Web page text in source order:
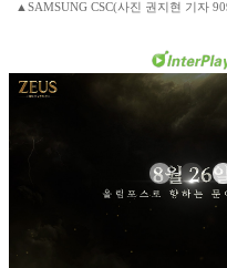
▲SAMSUNG CSC(사진 권지현 기자